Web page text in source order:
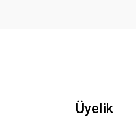
Üyelik